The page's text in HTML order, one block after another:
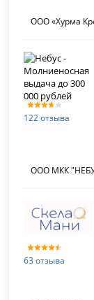
ООО «Хурма
122 отзыва
ООО МКК
63 отзыва